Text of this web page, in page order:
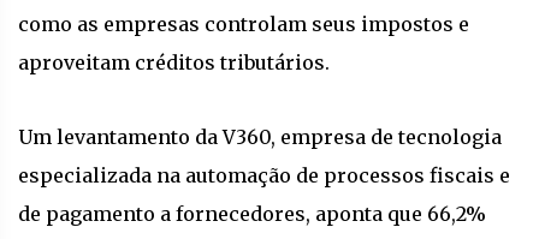
como as empresas controlam seus impostos e
aproveitam créditos tributários.
Um levantamento da V360, empresa de tecnologia
especializada na automação de processos fiscais e
de pagamento a fornecedores, aponta que 66,2%